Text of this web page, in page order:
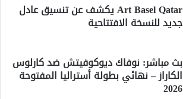
Art Basel Qatar يكشف عن تنسيق عادل
جديد للنسخة الافتتاحية
بث مباشر: نوفاك ديوكوفيتش ضد كارلوس
الكاراز – نهائي بطولة أستراليا المفتوحة
2026